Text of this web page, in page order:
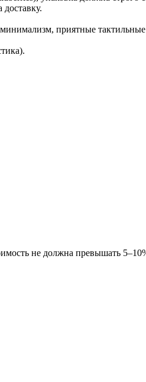
приятные
не должна превышать